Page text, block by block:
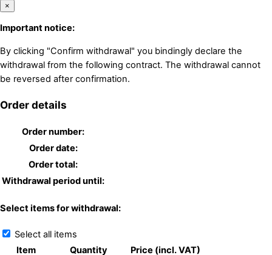
×
Important notice:
By clicking "Confirm withdrawal" you bindingly declare the
withdrawal from the following contract. The withdrawal cannot
be reversed after confirmation.
Order details
Order number:
Order date:
Order total:
Withdrawal period until:
Select items for withdrawal:
Select all items
Item
Quantity Price (incl. VAT)